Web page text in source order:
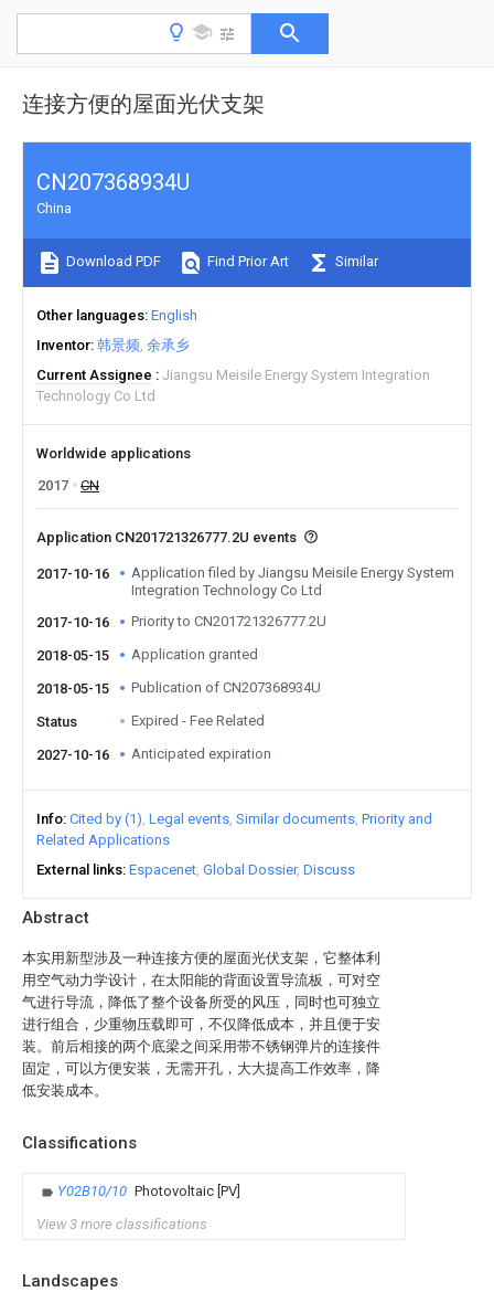
连接方便的屋面光伏支架
Abstract
本实用新型涉及一种连接方便的屋面光伏支架，它整体利
用空气动力学设计，在太阳能的背面设置导流板，可对空
气进行导流，降低了整个设备所受的风压，同时也可独立
进行组合，少重物压载即可，不仅降低成本，并且便于安
装。前后相接的两个底梁之间采用带不锈钢弹片的连接件
固定，可以方便安装，无需开孔，大大提高工作效率，降
低安装成本。
Classifications
Y02B10/10 Photovoltaic [PV]
View 3 more classifications
Landscapes
CN207368934U
China
Download PDF Find Prior Art Similar
Other languages English
Inventor 韩景频 余承乡
Current Assignee
Jiangsu Meisile Energy System Integration
Technology Co Ltd
Worldwide applications
2017
CN
Application CN201721326777.2U events
2017-10-16
Application filed by Jiangsu Meisile Energy System
Integration Technology Co Ltd
2017-10-16
Priority to CN201721326777.2U
2018-05-15 Application granted
2018-05-15 Publication of CN207368934U
Status Expired - Fee Related
2027-10-16 Anticipated expiration
Info Cited by (1) Legal events Similar documents Priority and
Related Applications
External links Espacenet Global Dossier Discuss